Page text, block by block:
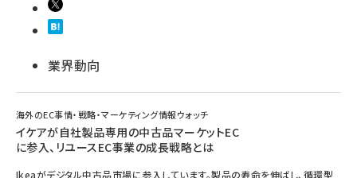
業界動向
海外のEC事情・戦略・マーケティング情報ウォッチ
イケアが自社製品専用の中古品マーケットEC
に参入、リユースEC事業の成長戦略とは
Ikeaがデジタル中古品市場に参入しています。製品の寿命を伸ばし、循環型